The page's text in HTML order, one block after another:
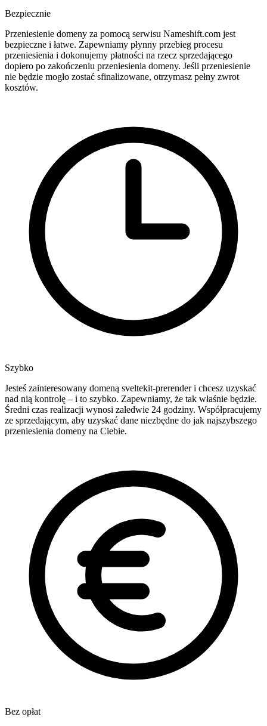
Bezpiecznie
Przeniesienie domeny za pomocą serwisu Nameshift.com jest
bezpieczne i łatwe. Zapewniamy płynny przebieg procesu
przeniesienia i dokonujemy płatności na rzecz sprzedającego
dopiero po zakończeniu przeniesienia domeny. Jeśli przeniesienie
nie będzie mogło zostać sfinalizowane, otrzymasz pełny zwrot
kosztów.
Szybko
Jesteś zainteresowany domeną sveltekit-prerender i chcesz uzyskać
nad nią kontrolę – i to szybko. Zapewniamy, że tak właśnie będzie.
Średni czas realizacji wynosi zaledwie 24 godziny. Współpracujemy
ze sprzedającym, aby uzyskać dane niezbędne do jak najszybszego
przeniesienia domeny na Ciebie.
Bez opłat